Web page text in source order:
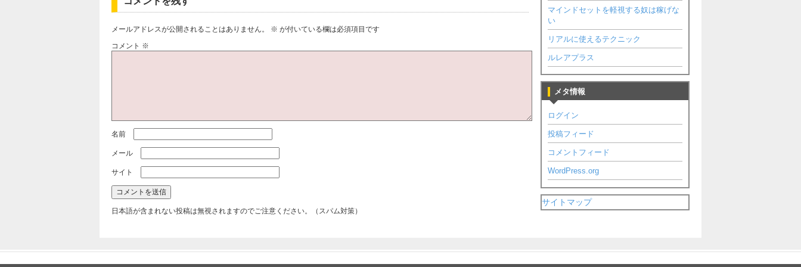
メールアドレスが公開されることはありません。 ※ が付いている欄は必須項目です
コメント ※
名前
メール
サイト
日本語が含まれない投稿は無視されますのでご注意ください。（スパム対策）
マインドセットを軽視する奴は稼げな
い
リアルに使えるテクニック
ルレアプラス
メタ情報
ログイン
投稿フィード
コメントフィード
WordPress.org
サイトマップ